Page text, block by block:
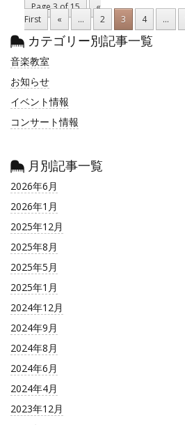
Page 3 of 15
«
First
« ... 2 3 4 ...
カテゴリー別記事一覧
音楽教室
お知らせ
イベント情報
コンサート情報
月別記事一覧
2026年6月
2026年1月
2025年12月
2025年8月
2025年5月
2025年1月
2024年12月
2024年9月
2024年8月
2024年6月
2024年4月
2023年12月